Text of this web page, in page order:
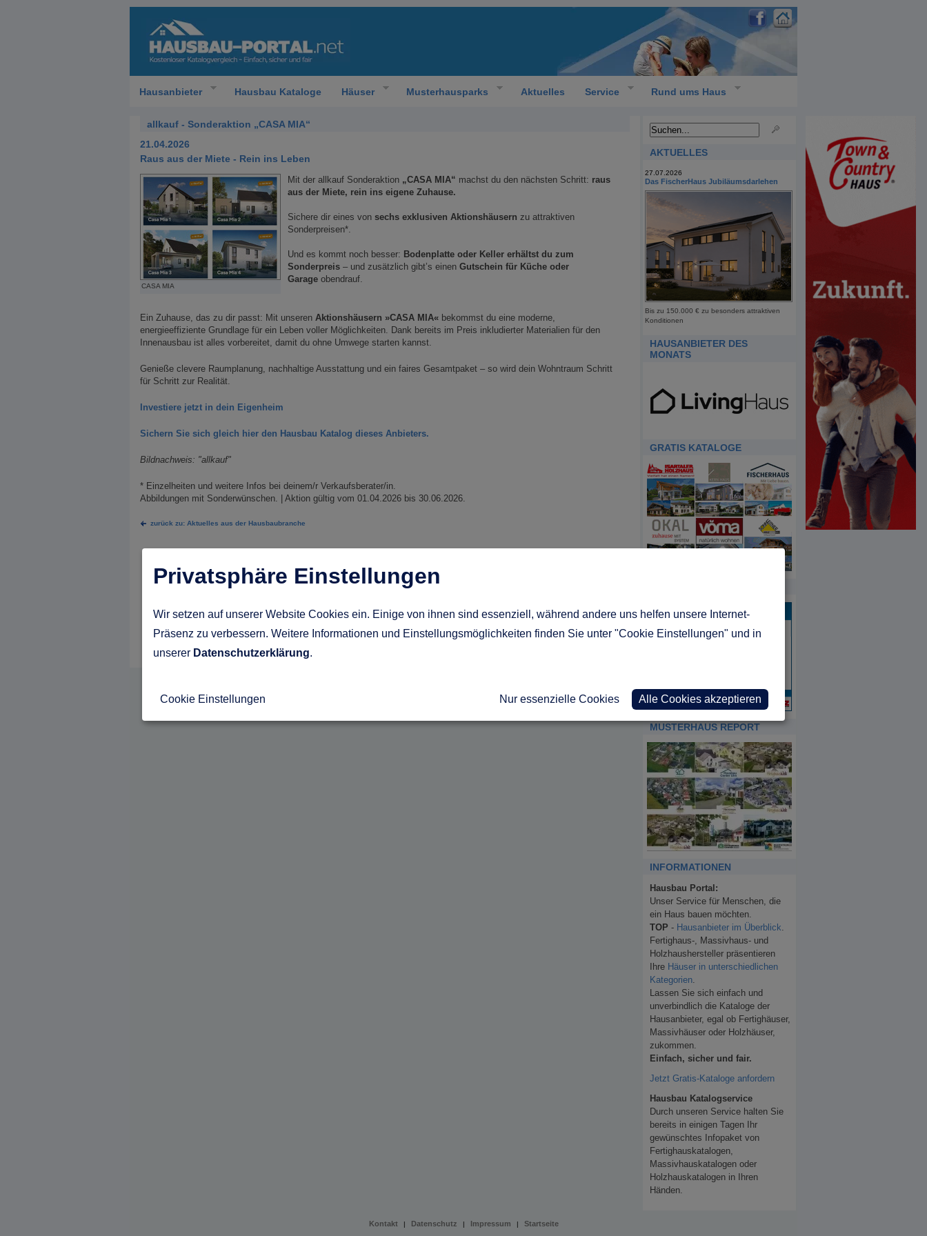
Hausanbieter Hausbau Kataloge Häuser Musterhausparks Aktuelles Service Rund ums Haus
allkauf - Sonderaktion „CASA MIA“
21.04.2026
Raus aus der Miete - Rein ins Leben
CASA MIA
Mit der allkauf Sonderaktion „CASA MIA“ machst du den nächsten Schritt: raus
aus der Miete, rein ins eigene Zuhause.
Sichere dir eines von sechs exklusiven Aktionshäusern zu attraktiven
Sonderpreisen*.
Und es kommt noch besser: Bodenplatte oder Keller erhältst du zum
Sonderpreis – und zusätzlich gibt’s einen Gutschein für Küche oder
Garage obendrauf.
Ein Zuhause, das zu dir passt: Mit unseren Aktionshäusern »CASA MIA« bekommst du eine moderne,
energieeffiziente Grundlage für ein Leben voller Möglichkeiten. Dank bereits im Preis inkludierter Materialien für den
Innenausbau ist alles vorbereitet, damit du ohne Umwege starten kannst.
Genieße clevere Raumplanung, nachhaltige Ausstattung und ein faires Gesamtpaket – so wird dein Wohntraum Schritt
für Schritt zur Realität.
Investiere jetzt in dein Eigenheim
Sichern Sie sich gleich hier den Hausbau Katalog dieses Anbieters.
Bildnachweis: "allkauf"
* Einzelheiten und weitere Infos bei deinem/r Verkaufsberater/in.
Abbildungen mit Sonderwünschen. | Aktion gültig vom 01.04.2026 bis 30.06.2026.
zurück zu: Aktuelles aus der Hausbaubranche
AKTUELLES
27.07.2026
Das FischerHaus Jubiläumsdarlehen
Bis zu 150.000 € zu besonders attraktiven
Konditionen
HAUSANBIETER DES
MONATS
GRATIS KATALOGE
MUSTERHAUS REPORT
INFORMATIONEN
Hausbau Portal:
Unser Service für Menschen, die
ein Haus bauen möchten.
TOP - Hausanbieter im Überblick
Fertighaus-, Massivhaus- und
Holzhaushersteller präsentieren
Ihre Häuser in unterschiedlichen
Kategorien
Lassen Sie sich einfach und
unverbindlich die Kataloge der
Hausanbieter, egal ob Fertighäuser,
Massivhäuser oder Holzhäuser,
zukommen.
Einfach, sicher und fair.
Jetzt Gratis-Kataloge anfordern
Hausbau Katalogservice
Durch unseren Service halten Sie
bereits in einigen Tagen Ihr
gewünschtes Infopaket von
Fertighauskatalogen,
Massivhauskatalogen oder
Holzhauskatalogen in Ihren
Händen.
Kontakt | Datenschutz | Impressum | Startseite
Privatsphäre Einstellungen
Wir setzen auf unserer Website Cookies ein. Einige von ihnen sind essenziell, während andere uns helfen unsere Internet-
Präsenz zu verbessern. Weitere Informationen und Einstellungsmöglichkeiten finden Sie unter "Cookie Einstellungen" und in
unserer Datenschutzerklärung.
Cookie Einstellungen Nur essenzielle Cookies Alle Cookies akzeptieren